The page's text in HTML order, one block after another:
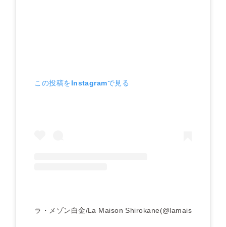
この投稿をInstagramで見る
ラ・メゾン白金/La Maison